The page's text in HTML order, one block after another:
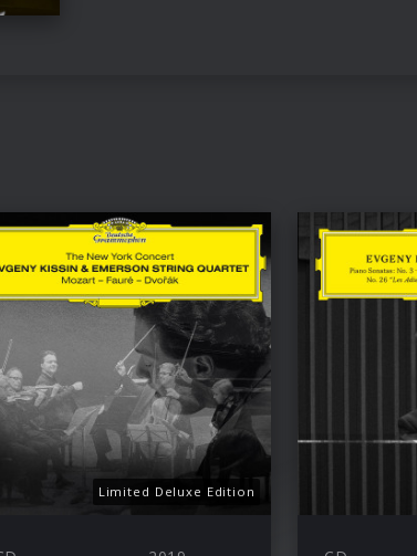
Limited Deluxe Edition